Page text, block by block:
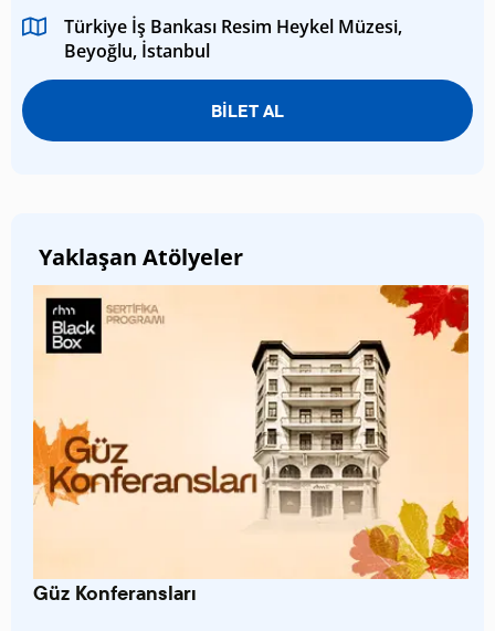
Türkiye İş Bankası Resim Heykel Müzesi,
Beyoğlu, İstanbul
BİLET AL
Yaklaşan Atölyeler
Güz Konferansları